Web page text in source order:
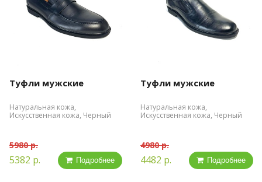
Туфли мужские
Натуральная кожа,
Искусственная кожа, Черный
5980 р.
5382 р. Подробнее
Туфли мужские
Натуральная кожа,
Искусственная кожа, Черный
4980 р.
4482 р. Подробнее